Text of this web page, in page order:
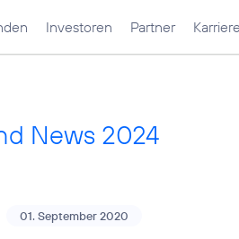
Investoren Partner Karriere
News 2024
01. September 2020